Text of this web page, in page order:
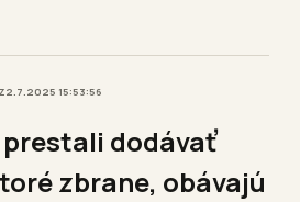
2.7.2025 15:53:56
prestali dodávať
zbrane, obávajú